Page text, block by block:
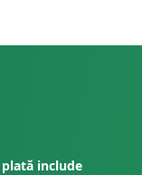
include